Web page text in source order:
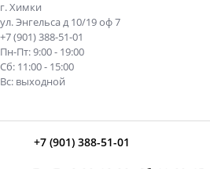
г. Химки
ул. Энгельса д 10/19 оф 7
+7 (901) 388-51-01
Пн-Пт: 9:00 - 19:00
Сб: 11:00 - 15:00
Вс: выходной
+7 (901) 388-51-01